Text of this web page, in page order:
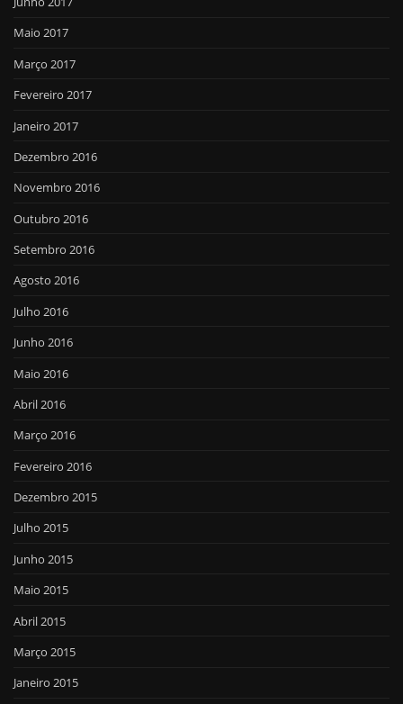
Maio 2017
Março 2017
Fevereiro 2017
Janeiro 2017
Dezembro 2016
Novembro 2016
Outubro 2016
Setembro 2016
Agosto 2016
Julho 2016
Junho 2016
Maio 2016
Abril 2016
Março 2016
Fevereiro 2016
Dezembro 2015
Julho 2015
Junho 2015
Maio 2015
Abril 2015
Março 2015
Janeiro 2015